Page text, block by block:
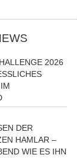
2026
DER B
HAMLAR – E
WIE ES IHN N